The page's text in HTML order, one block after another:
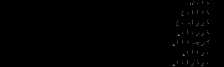
کتالین
کرواسین
کوریایي
ګرجستاني
یوناني
یوکرایني